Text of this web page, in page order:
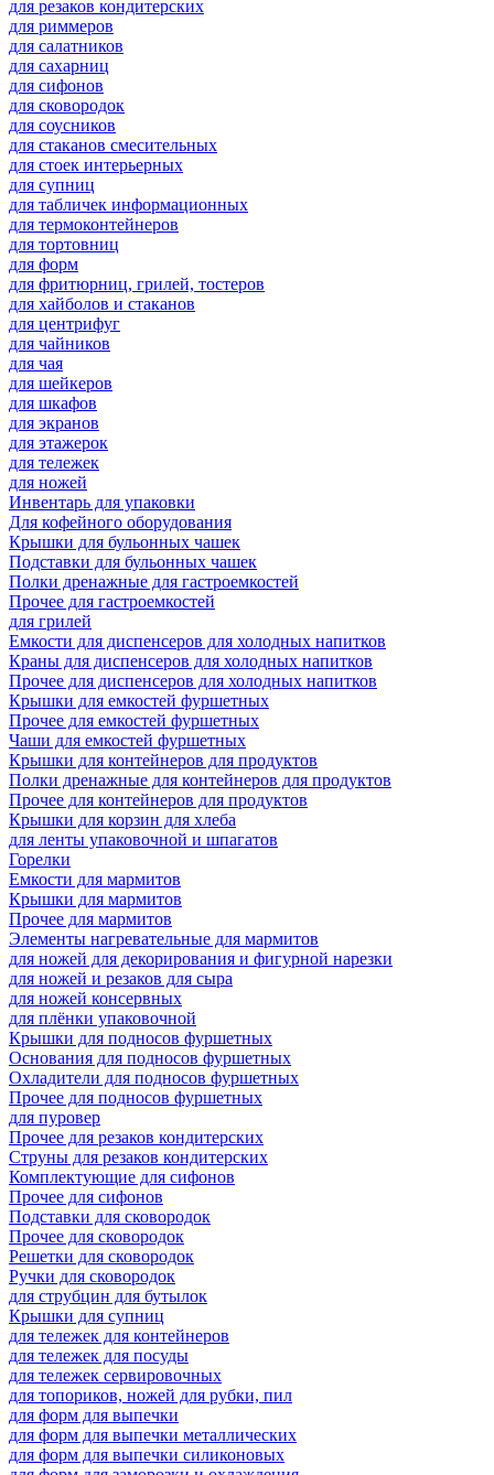
для резаков кондитерских
для риммеров
для салатников
для сахарниц
для сифонов
для сковородок
для соусников
для стаканов смесительных
для стоек интерьерных
для супниц
для табличек информационных
для термоконтейнеров
для тортовниц
для форм
для фритюрниц, грилей, тостеров
для хайболов и стаканов
для центрифуг
для чайников
для чая
для шейкеров
для шкафов
для экранов
для этажерок
для тележек
для ножей
Инвентарь для упаковки
Для кофейного оборудования
Крышки для бульонных чашек
Подставки для бульонных чашек
Полки дренажные для гастроемкостей
Прочее для гастроемкостей
для грилей
Емкости для диспенсеров для холодных напитков
Краны для диспенсеров для холодных напитков
Прочее для диспенсеров для холодных напитков
Крышки для емкостей фуршетных
Прочее для емкостей фуршетных
Чаши для емкостей фуршетных
Крышки для контейнеров для продуктов
Полки дренажные для контейнеров для продуктов
Прочее для контейнеров для продуктов
Крышки для корзин для хлеба
для ленты упаковочной и шпагатов
Горелки
Емкости для мармитов
Крышки для мармитов
Прочее для мармитов
Элементы нагревательные для мармитов
для ножей для декорирования и фигурной нарезки
для ножей и резаков для сыра
для ножей консервных
для плёнки упаковочной
Крышки для подносов фуршетных
Основания для подносов фуршетных
Охладители для подносов фуршетных
Прочее для подносов фуршетных
для пуровер
Прочее для резаков кондитерских
Струны для резаков кондитерских
Комплектующие для сифонов
Прочее для сифонов
Подставки для сковородок
Прочее для сковородок
Решетки для сковородок
Ручки для сковородок
для струбцин для бутылок
Крышки для супниц
для тележек для контейнеров
для тележек для посуды
для тележек сервировочных
для топориков, ножей для рубки, пил
для форм для выпечки
для форм для выпечки металлических
для форм для выпечки силиконовых